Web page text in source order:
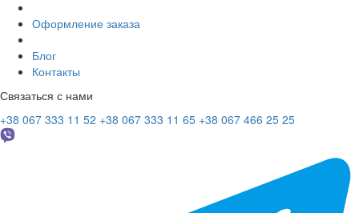
Оформление заказа
Блог
Контакты
Связаться с нами
+38 067 333 11 52 +38 067 333 11 65 +38 067 466 25 25